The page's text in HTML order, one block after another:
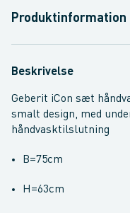
Produktinformation
Beskrivelse
Geberit iCon sæt
smalt design, med
håndvasktilslutning
B=75cm
H=63cm